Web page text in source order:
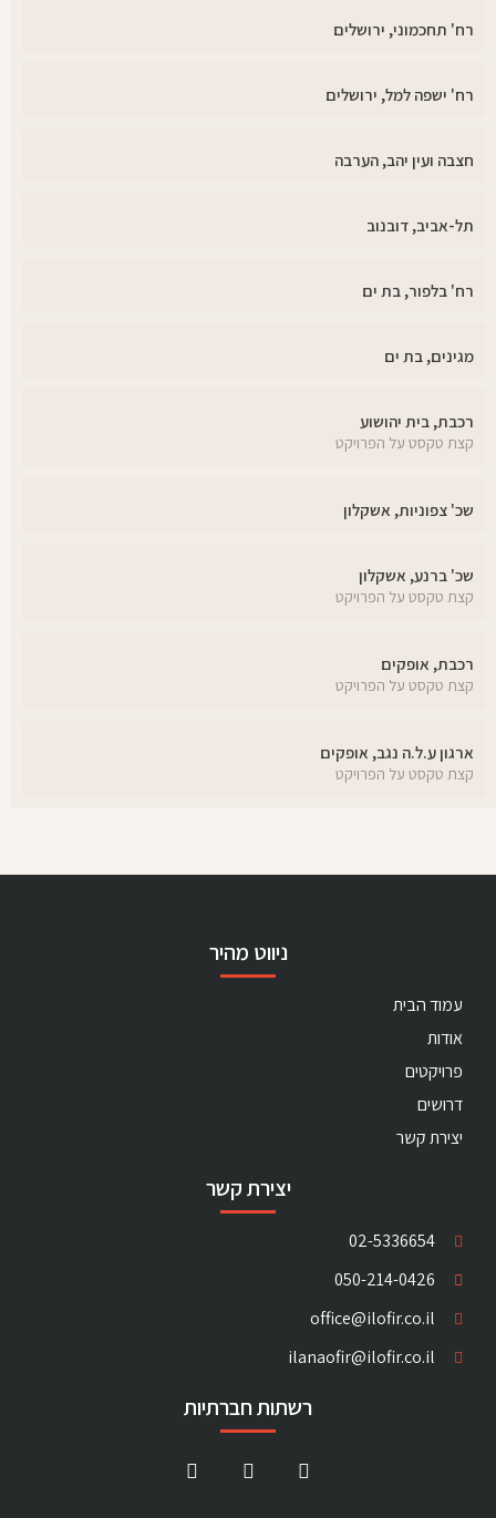
רח' תחכמוני, ירושלים
רח' ישפה למל, ירושלים
חצבה ועין יהב, הערבה
תל-אביב, דובנוב
רח' בלפור, בת ים
מגינים, בת ים
רכבת, בית יהושוע
קצת טקסט על הפרויקט
שכ' צפוניות, אשקלון
שכ' ברנע, אשקלון
קצת טקסט על הפרויקט
רכבת, אופקים
קצת טקסט על הפרויקט
ארגון ע.ל.ה נגב, אופקים
קצת טקסט על הפרויקט
ניווט מהיר
עמוד הבית
אודות
פרויקטים
דרושים
יצירת קשר
יצירת קשר
02-5336654
050-214-0426
office@ilofir.co.il
ilanaofir@ilofir.co.il
רשתות חברתיות